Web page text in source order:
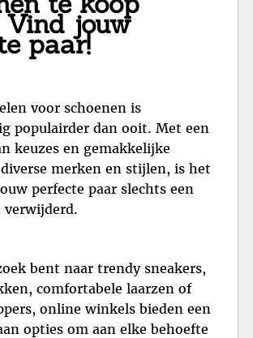
Vind jouw
paar!
voor schoenen is
populairder dan ooit. Met een
keuzes en gemakkelijke
merken en stijlen, is het
perfecte paar slechts een
bent naar trendy sneakers,
comfortabele laarzen of
online winkels bieden een
opties om aan elke behoefte